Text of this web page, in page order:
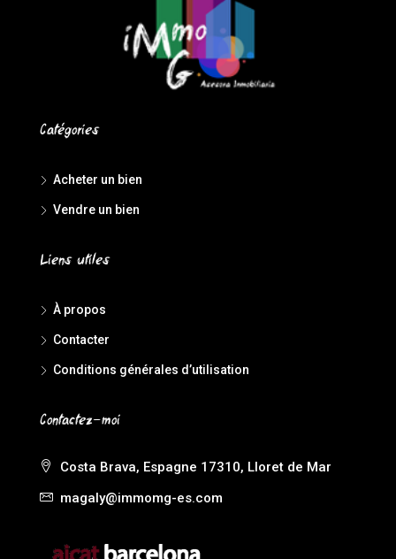
Catégories
Acheter un bien
Vendre un bien
Liens utiles
À propos
Contacter
Conditions générales d’utilisation
Contactez-moi
Costa Brava, Espagne 17310, Lloret de Mar
magaly@immomg-es.com